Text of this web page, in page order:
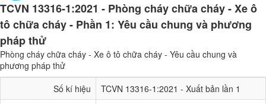
TCVN 13316-1:2021 - Phòng cháy chữa cháy - Xe ô
tô chữa cháy - Phần 1: Yêu cầu chung và phương
pháp thử
Phòng cháy chữa cháy - Xe ô tô chữa cháy - Yêu cầu chung và
phương pháp thử
Số kí hiệu
TCVN 13316-1:2021 - Xuất bản lần 1